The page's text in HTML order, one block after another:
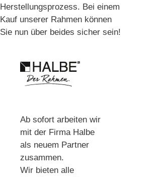
Herstellungsprozess. Bei einem
Kauf unserer Rahmen können
Sie nun über beides sicher sein!
Ab sofort arbeiten wir
mit der Firma Halbe
als neuem Partner
zusammen.
Wir bieten alle